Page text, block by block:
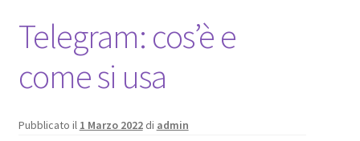
Articoli & News
Telegram: cos’è e
come si usa
Pubblicato il 1 Marzo 2022 di admin